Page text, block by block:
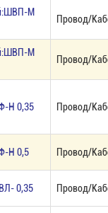
М
Провод/
М
Провод/
Н 0,35 Провод/
Н 0,5 Провод/
0,35 Провод/